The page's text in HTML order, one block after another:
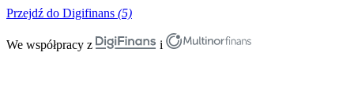
Przejdź do Digifinans (5)
We współpracy z i